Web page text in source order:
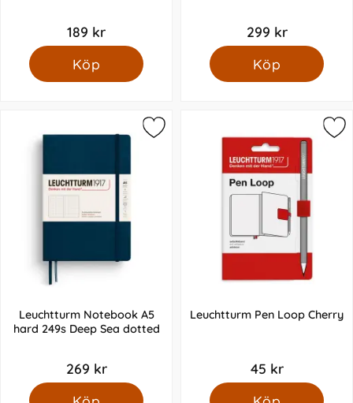
189 kr
Köp
299 kr
Köp
Leuchtturm Notebook A5
hard 249s Deep Sea dotted
269 kr
Leuchtturm Pen Loop Cherry
45 kr